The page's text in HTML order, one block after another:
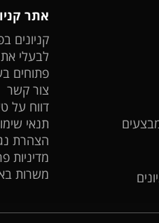
אתר
קניונים
לבעלי
פתוחים
צור קשר
דווח על
תנאי
הצהרת
מדיניות
משרות